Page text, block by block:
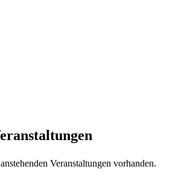
Veranstaltungen vorhanden.